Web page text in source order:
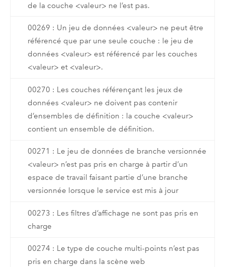
de la couche <valeur> ne l’est pas.
00269 : Un jeu de données <valeur> ne peut être
référencé que par une seule couche : le jeu de
données <valeur> est référencé par les couches
<valeur> et <valeur>.
00270 : Les couches référençant les jeux de
données <valeur> ne doivent pas contenir
d’ensembles de définition : la couche <valeur>
contient un ensemble de définition.
00271 : Le jeu de données de branche versionnée
<valeur> n’est pas pris en charge à partir d’un
espace de travail faisant partie d’une branche
versionnée lorsque le service est mis à jour
00273 : Les filtres d’affichage ne sont pas pris en
charge
00274 : Le type de couche multi-points n’est pas
pris en charge dans la scène web